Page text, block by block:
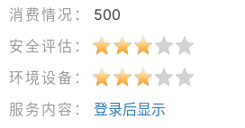
消费情况：
500
安全评估：
环境设备：
服务内容：
登录后显示